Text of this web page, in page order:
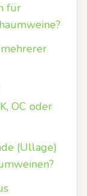
für
OC oder
(Ullage)